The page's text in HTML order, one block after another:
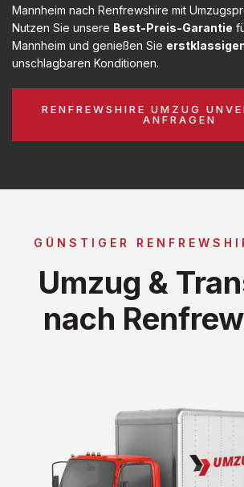
Mannheim nach Renfrewshire mit
Nutzen Sie unsere Best-Preis-Garantie
Mannheim und genießen Sie
unschlagbaren Konditionen.
RENFREWSHIRE UMZUG
ANFRAGEN
GÜNSTIGER
Umzug &
nach